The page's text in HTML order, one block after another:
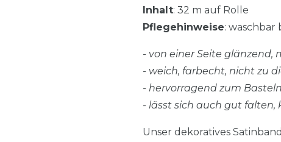
Inhalt: 32 m auf Rolle
Pflegehinweise: waschbar
- von einer Seite glänzend,
- weich, farbecht, nicht zu
- hervorragend zum
- lässt sich auch gut falten,
Unser dekoratives